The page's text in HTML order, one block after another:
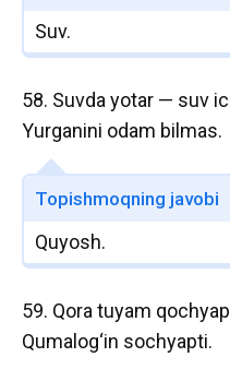
Suv.
58. Suvda yotar — suv
Yurganini odam bilmas.
Topishmoqning javobi
Quyosh.
59. Qora tuyam
Qumalog‘in sochyapti.